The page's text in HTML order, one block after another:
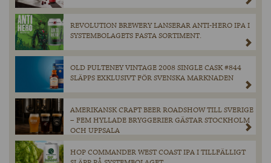
REVOLUTION BREWERY LANSERAR ANTI-HERO IPA I
SYSTEMBOLAGETS FASTA SORTIMENT.
OLD PULTENEY VINTAGE 2008 SINGLE CASK #844
SLÄPPS EXKLUSIVT FÖR SVENSKA MARKNADEN
AMERIKANSK CRAFT BEER ROADSHOW TILL SVERIGE
– FEM HYLLADE BRYGGERIER GÄSTAR STOCKHOLM
OCH UPPSALA
HOP COMMANDER WEST COAST IPA I TILLFÄLLIGT